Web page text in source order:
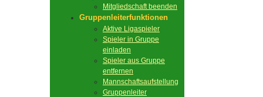
Mitgliedschaft beenden
Gruppenleiterfunktionen
Aktive Ligaspieler
Spieler in Gruppe
einladen
Spieler aus Gruppe
entfernen
Mannschaftsaufstellung
Gruppenleiter